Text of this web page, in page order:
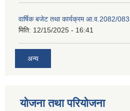
वार्षिक बजेट तथा कार्यक्रम आ.व.2082/083
मिति: 12/15/2025 - 16:41
अन्य
योजना तथा परियोजना